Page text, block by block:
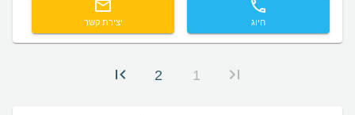
חיוג יצירת קשר
1
2